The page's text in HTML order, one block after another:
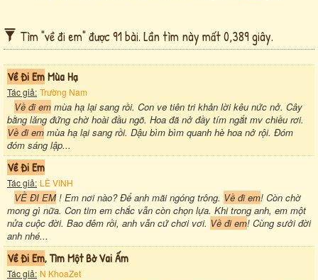
Tìm "về đi em" được 91 bài. Lần tìm này mất 0,389 giây.
Về Đi EmMùa Hạ
Tác giả: Trường Nam
Về đi em mùa hạ lại sang rồi. Con ve tiên tri khản lời kêu nức nở. Cây
bằng lăng đứng chờ hoài đầu ngõ. Hoa đã nở đầy tím ngắt mv chiều rơi.
Về đi em mùa hạ lại sang rồi. Dậu bìm bìm quanh hè hoa nở rội. Đóm
đóm sáng lập...
Về Đi Em
Tác giả: LÊ VINH
VỀ ĐI EM! Em nơi nào? Để anh mãi ngóng trông. Về đi em! Còn chờ
mong gì nữa. Con tim em chắc vẫn còn chọn lựa. Khi trong anh, em một
nửa cuộc đời. Bao đêm rồi, anh vẫn cứ chơi vơi. Về đi em! Cùng sưởi đời
anh nhé...
Về Đi Em, Tìm Một Bờ Vai Ấm
Tác giả: N KhoaZet